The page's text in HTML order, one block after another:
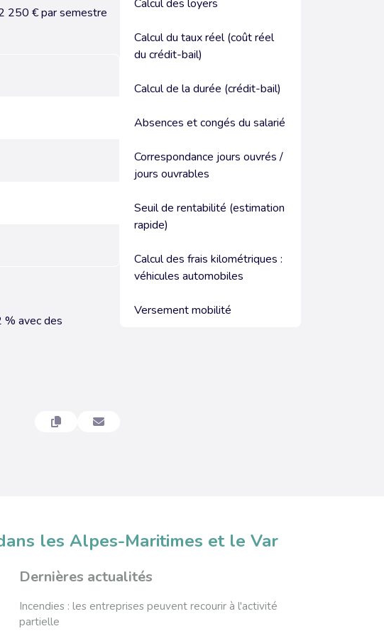
250 € par semestre
% avec des
Calcul des loyers
Calcul du taux réel (coût réel
du crédit-bail)
Calcul de la durée (crédit-bail)
Absences et congés du salarié
Correspondance jours ouvrés /
jours ouvrables
Seuil de rentabilité (estimation
rapide)
Calcul des frais kilométriques :
véhicules automobiles
Versement mobilité
les Alpes-Maritimes et le Var
Dernières actualités
Incendies : les entreprises peuvent recourir à l'activité
partielle